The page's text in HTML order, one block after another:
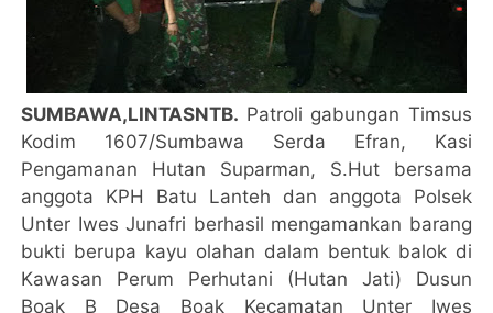
SUMBAWA,LINTASNTB. Patroli gabungan Timsus
Kodim 1607/Sumbawa Serda Efran, Kasi
Pengamanan Hutan Suparman, S.Hut bersama
anggota KPH Batu Lanteh dan anggota Polsek
Unter Iwes Junafri berhasil mengamankan barang
bukti berupa kayu olahan dalam bentuk balok di
Kawasan Perum Perhutani (Hutan Jati) Dusun
Boak B Desa Boak Kecamatan Unter Iwes